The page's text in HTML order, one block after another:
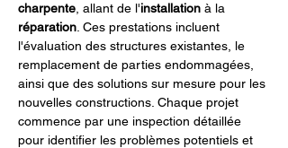
charpente , allant de l'installation à la
réparation . Ces prestations incluent
l'évaluation des structures existantes, le
remplacement de parties endommagées,
ainsi que des solutions sur mesure pour les
nouvelles constructions. Chaque projet
commence par une inspection détaillée
pour identifier les problèmes potentiels et